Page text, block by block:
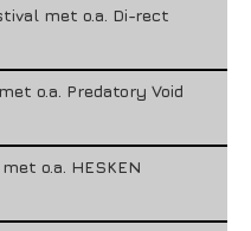
met o.a. Di-rect
o.a. Predatory Void
o.a. HESKEN